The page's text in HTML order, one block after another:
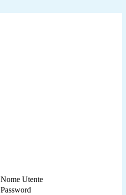
Nome Utente
Password